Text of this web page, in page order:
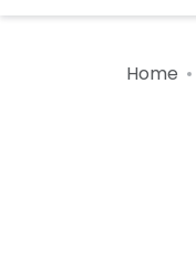
Home